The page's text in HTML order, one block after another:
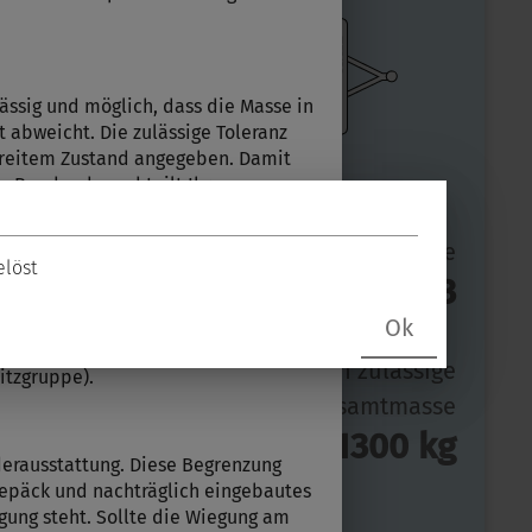
NOVALINE 470
Schlafplätze
3
Länge
m
Technisch zulässige
Gesamtmasse
1300 kg
und möglich, dass die Masse in
Die zulässige Toleranz
Zustand angegeben. Damit
Bandende und teilt Ihrem
finden Sie im Abschnitt
Diese Begrenzung
und nachträglich eingebautes
steht. Sollte die Wiegung am
Ok